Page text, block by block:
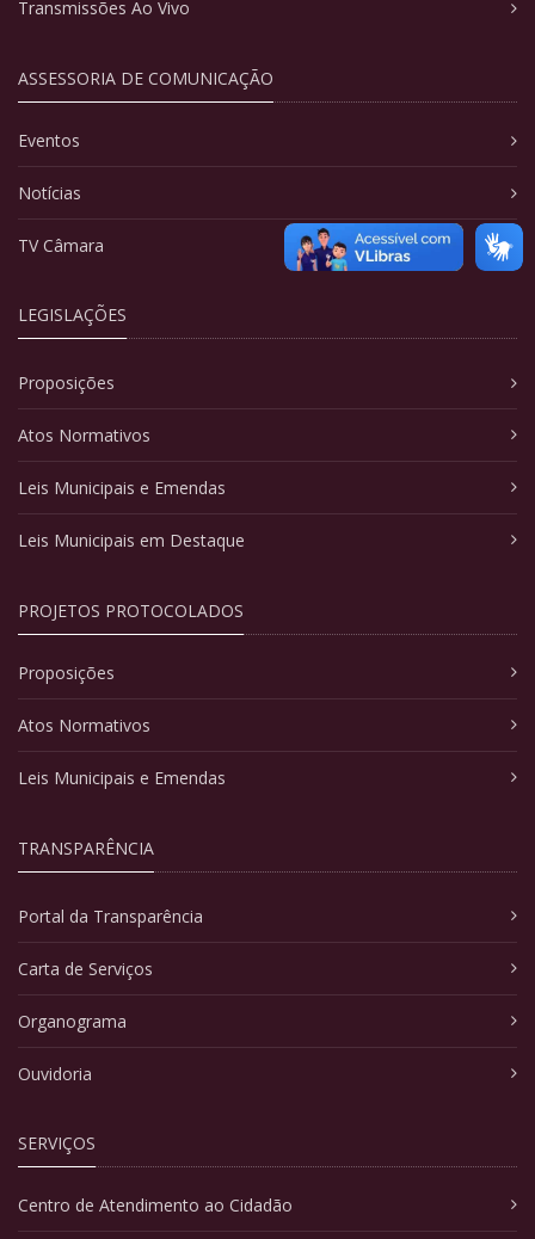
Transmissões Ao Vivo
ASSESSORIA DE COMUNICAÇÃO
Eventos
Notícias
TV Câmara
LEGISLAÇÕES
Proposições
Atos Normativos
Leis Municipais e Emendas
Leis Municipais em Destaque
PROJETOS PROTOCOLADOS
Proposições
Atos Normativos
Leis Municipais e Emendas
TRANSPARÊNCIA
Portal da Transparência
Carta de Serviços
Organograma
Ouvidoria
SERVIÇOS
Centro de Atendimento ao Cidadão